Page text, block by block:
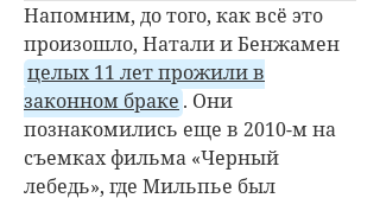
Напомним, до того, как всё это
произошло, Натали и Бенжамен
целых 11 лет прожили в
законном браке . Они
познакомились еще в 2010-м на
съемках фильма «Черный
лебедь», где Мильпье был